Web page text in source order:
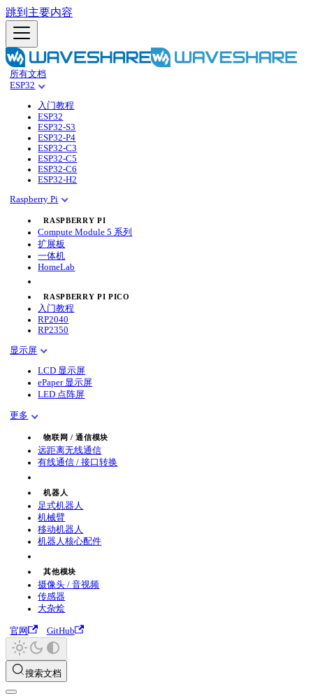
跳到主要内容
所有文档
ESP32
入门教程
ESP32
ESP32-S3
ESP32-P4
ESP32-C3
ESP32-C5
ESP32-C6
ESP32-H2
Raspberry Pi
RASPBERRY PI
Compute Module 5 系列
扩展板
一体机
HomeLab
RASPBERRY PI PICO
入门教程
RP2040
RP2350
显示屏
LCD 显示屏
ePaper 显示屏
LED 点阵屏
更多
物联网 / 通信模块
远距离无线通信
有线通信 / 接口转换
机器人
足式机器人
机械臂
移动机器人
机器人核心配件
其他模块
摄像头 / 音视频
传感器
大杂烩
官网 GitHub
搜索文档